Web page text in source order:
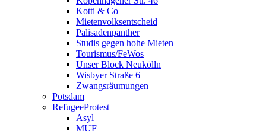
Kotti & Co
Mietenvolksentscheid
Palisadenpanther
Studis gegen hohe Mieten
Tourismus/FeWos
Unser Block Neukölln
Wisbyer Straße 6
Zwangsräumungen
Potsdam
RefugeeProtest
Asyl
MUF